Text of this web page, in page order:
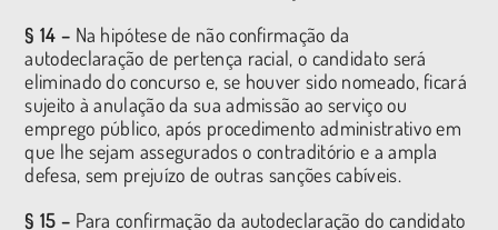
§ 14 – Na hipótese de não confirmação da
autodeclaração de pertença racial, o candidato será
eliminado do concurso e, se houver sido nomeado, ficará
sujeito à anulação da sua admissão ao serviço ou
emprego público, após procedimento administrativo em
que lhe sejam assegurados o contraditório e a ampla
defesa, sem prejuízo de outras sanções cabíveis.
§ 15 – Para confirmação da autodeclaração do candidato